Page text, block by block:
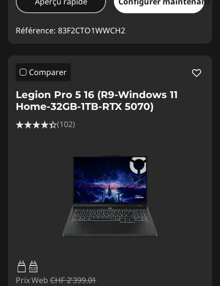
Référence: 83F2CTO1WWCH2
Comparer
Legion Pro 5 16 (R9-Windows 11
Home-32GB-1TB-RTX 5070)
(102)
65W-100W
USB PD
Prix Web CHF 2'399.01